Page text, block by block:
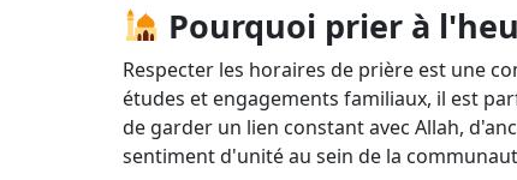
Pourquoi prier à
Respecter les horaires de prière est une
études et engagements familiaux, il est
de garder un lien constant avec Allah,
sentiment d'unité au sein de la